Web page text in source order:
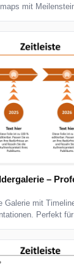
mit
–
Galerie mit
Perfekt